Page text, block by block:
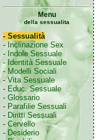
Menu
della sessualita
- Sessualità
- Inclinazione Sex
- Indole Sessuale
- Identità Sessuale
- Modelli Sociali
-Vita Sessuale
- Educ. Sessuale
- Glossario
- Parafilie Sessuali
- Diritti Sessuali
- Cervello
- Desiderio